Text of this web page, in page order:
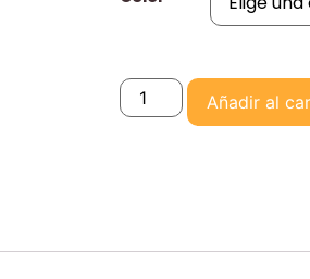
Añadir al